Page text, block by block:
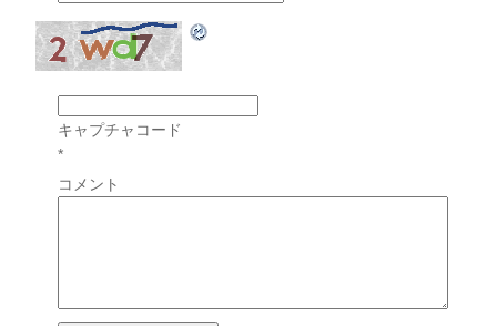
キャプチャコード
*
コメント